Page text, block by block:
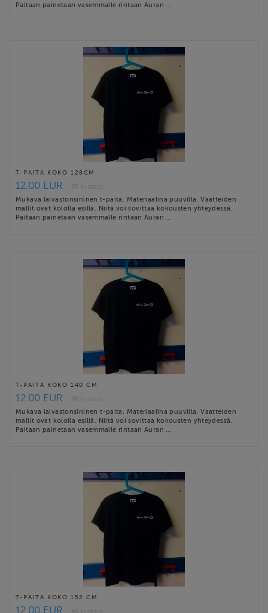
Paitaan painetaan vasemmalle rintaan Auran …
T-PAITA KOKO 128CM
12.00 EUR
99 in stock
Mukava laivastonsininen t-paita. Materiaalina puuvilla. Vaatteiden
mallit ovat kololla esillä. Niitä voi sovittaa kokousten yhteydessä.
Paitaan painetaan vasemmalle rintaan Auran …
T-PAITA KOKO 140 CM
12.00 EUR
99 in stock
Mukava laivastonsininen t-paita. Materiaalina puuvilla. Vaatteiden
mallit ovat kololla esillä. Niitä voi sovittaa kokousten yhteydessä.
Paitaan painetaan vasemmalle rintaan Auran …
T-PAITA KOKO 152 CM
12.00 EUR 99 in stock